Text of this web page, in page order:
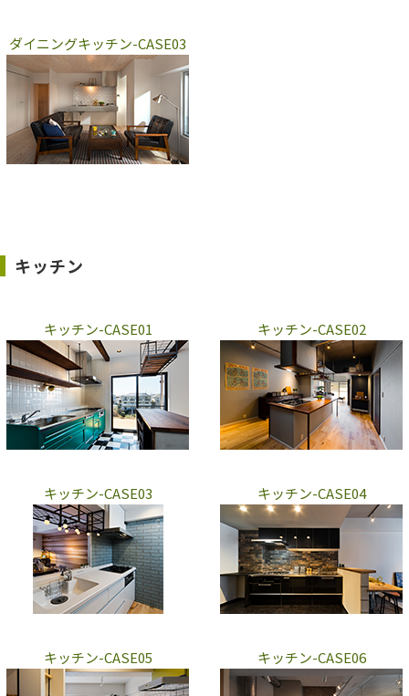
ダイニングキッチン-CASE03
キッチン
キッチン-CASE01 キッチン-CASE02
キッチン-CASE03 キッチン-CASE04
キッチン-CASE05 キッチン-CASE06